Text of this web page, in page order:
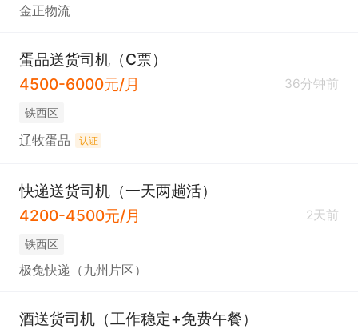
金正物流
蛋品送货司机（C票）
4500-6000元/月
36分钟前
铁西区
辽牧蛋品 认证
快递送货司机（一天两趟活）
4200-4500元/月
2天前
铁西区
极兔快递（九州片区）
酒送货司机（工作稳定+免费午餐）